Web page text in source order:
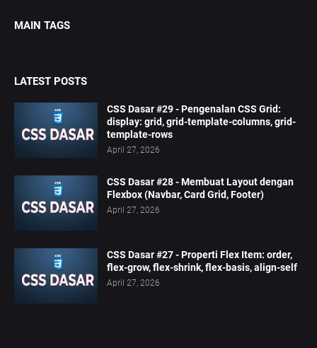
MAIN TAGS
LATEST POSTS
CSS Dasar #29 - Pengenalan CSS Grid:
display: grid, grid-template-columns, grid-
template-rows
April 27, 2026
CSS Dasar #28 - Membuat Layout dengan
Flexbox (Navbar, Card Grid, Footer)
April 27, 2026
CSS Dasar #27 - Properti Flex Item: order,
flex-grow, flex-shrink, flex-basis, align-self
April 27, 2026